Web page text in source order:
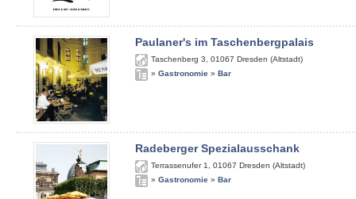
Paulaner's im Taschenbergpalais
Taschenberg 3 01067 Dresden (Altstadt)
» Gastronomie » Bar
Radeberger Spezialausschank
Terrassenufer 1 01067 Dresden (Altstadt)
» Gastronomie » Bar